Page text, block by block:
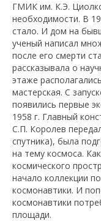
ГМИК им. К.Э.
необходимости. В
стало. И дом на
ученый написал
после его смерти
рассказывала о
этаже
мастерская. С
появились первые
1958 г. Главный
С.П. Королев
спутника), была
на тему космоса.
космического
начало коллекции
космонавтики. И
космонавтики
площади.